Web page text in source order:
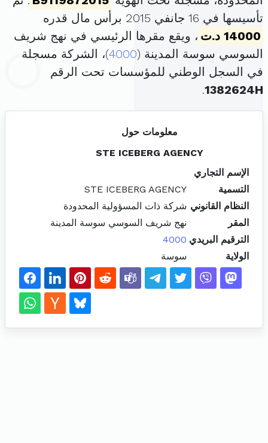
تأسيسها في 16 جانفي 2015 برأس مال قدره
14000 د.ت
، ويقع مقرها الرئيسي في نهج شريف
السوسي سوسة المدينة (4000)، الشركة مسجلة
في السجل الوطني للمؤسسات تحت الرقم
1382624H
.
معلومات حول
STE ICEBERG AGENCY
الإسم التجاري
التسمية
STE ICEBERG AGENCY
النظام القانوني شركة ذات المسؤولية المحدودة
المقر
نهج شريف السوسي سوسة المدينة
الترقيم البريدي 4000
الولاية
سوسة